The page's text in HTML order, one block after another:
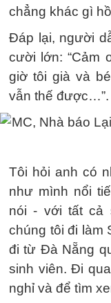
chẳng khác gì
Đáp lại, người
cười lớn: “Cảm
giờ tôi già và
vẫn thế được…”.
Tôi hỏi anh có
như mình nổi
nói - với tất cả
chúng tôi đi làm
đi từ Đà Nẵng
sinh viên. Đi
nghỉ và để tìm